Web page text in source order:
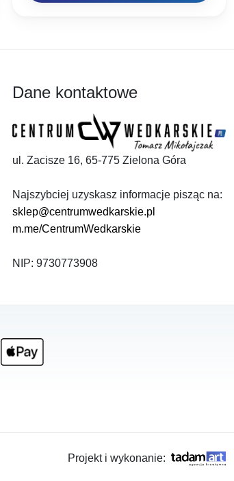
Dane kontaktowe
ul. Zacisze 16, 65-775 Zielona Góra
Najszybciej uzyskasz informacje pisząc na:
sklep@centrumwedkarskie.pl
m.me/CentrumWedkarskie
NIP: 9730773908
Projekt i wykonanie: